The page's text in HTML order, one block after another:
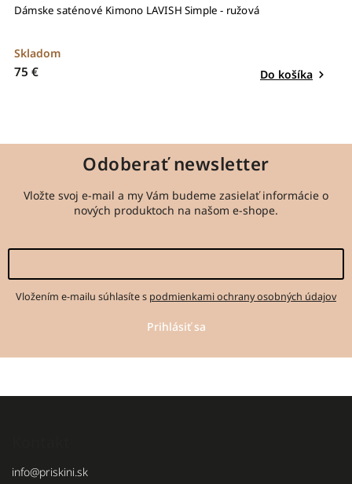
Dámske saténové Kimono LAVISH Simple - ružová
Skladom
75 € Do košíka
Odoberať newsletter
Vložte svoj e-mail a my Vám budeme zasielať informácie o
nových produktoch na našom e-shope.
Vložením e-mailu súhlasíte s podmienkami ochrany osobných údajov
Prihlásiť sa
info@priskini.sk